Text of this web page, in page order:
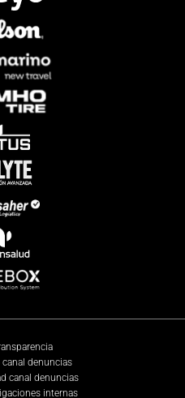
denuncias
canal denuncias
internas